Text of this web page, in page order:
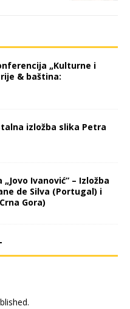
„Kulturne i
& baština:
izložba slika Petra
Ivanović” – Izložba
de Silva (Portugal) i
Gora)